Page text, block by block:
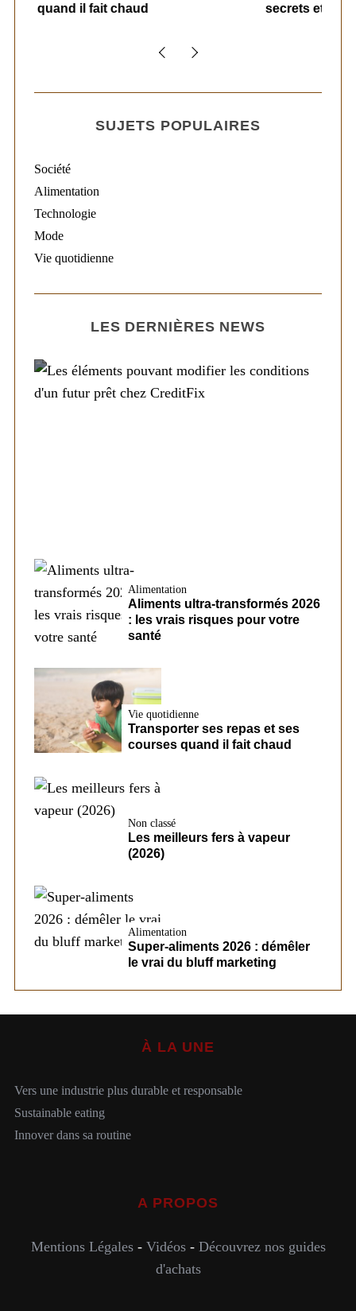
secrets et stratégies pour un quotidien
SUJETS POPULAIRES
Société
Alimentation
Technologie
Mode
Vie quotidienne
LES DERNIÈRES NEWS
Alimentation
Aliments ultra-transformés 2026
: les vrais risques pour votre
santé
Vie quotidienne
Transporter ses repas et ses
courses quand il fait chaud
Non classé
Les meilleurs fers à vapeur
(2026)
Alimentation
Super-aliments 2026 : démêler
le vrai du bluff marketing
À LA UNE
Vers une industrie plus durable et responsable
Sustainable eating
Innover dans sa routine
A PROPOS
Mentions Légales- Vidéos- Découvrez nos guides
d'achats